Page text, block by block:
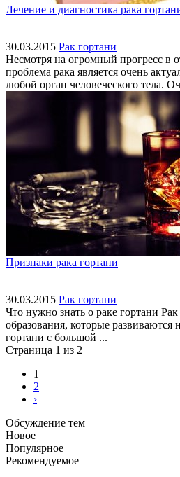
Лечение и диагностика рака
30.03.2015 Рак гортани
Несмотря на огромный прогресс в
проблема рака является очень
любой орган человеческого тела.
Признаки рака гортани
30.03.2015 Рак гортани
Что нужно знать о раке гортани
образования, которые развиваются
гортани с большой ...
Страница 1 из 2
1
2
›
Обсуждение тем
Новое
Популярное
Рекомендуемое